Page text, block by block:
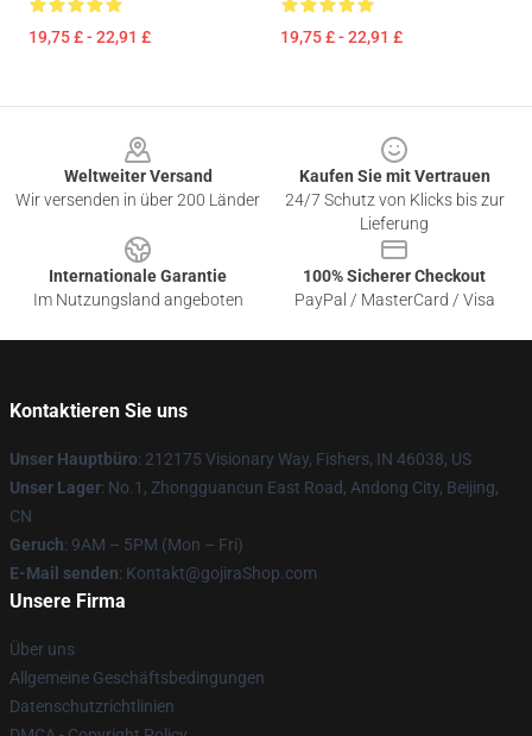
19,75 £ - 22,91 £ 19,75 £ - 22,91 £
Weltweiter Versand
Wir versenden in über 200 Länder
Kaufen Sie mit Vertrauen
24/7 Schutz von Klicks bis zur
Lieferung
Internationale Garantie
Im Nutzungsland angeboten
100% Sicherer Checkout
PayPal / MasterCard / Visa
Kontaktieren Sie uns
Unser Hauptbüro: 212175 Visionary Way, Fishers, IN 46038, US
Unser Lager: No.1, Zhongguancun East Road, Andong City, Beijing,
CN
Geruch: 9AM – 5PM (Mon – Fri)
E-Mail senden: Kontakt@gojiraShop.com
Unsere Firma
Über uns
Allgemeine Geschäftsbedingungen
Datenschutzrichtlinien